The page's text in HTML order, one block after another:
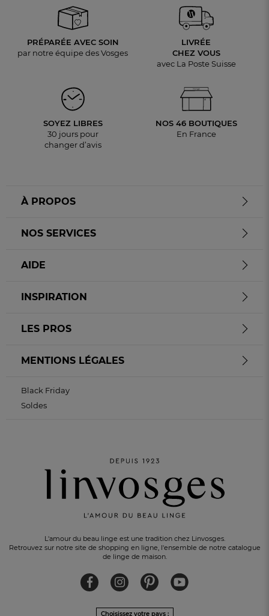
PRÉPARÉE AVEC SOIN
par notre équipe des Vosges
LIVRÉE
CHEZ VOUS
avec La Poste Suisse
SOYEZ LIBRES
30 jours pour
changer d’avis
NOS 46 BOUTIQUES
En France
L'amour du beau linge est une tradition chez Linvosges.
Retrouvez sur notre site de shopping en ligne, l'ensemble de notre catalogue
de linge de maison.
Choisissez votre pays :
À PROPOS
NOS SERVICES
AIDE
INSPIRATION
LES PROS
MENTIONS LÉGALES
Black Friday
Soldes